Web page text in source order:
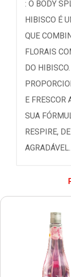
: O BODY
HIBISCO É
QUE
FLORAIS
DO
E FRESCOR
SUA
RESPIRE,
AGRADÁVEL.